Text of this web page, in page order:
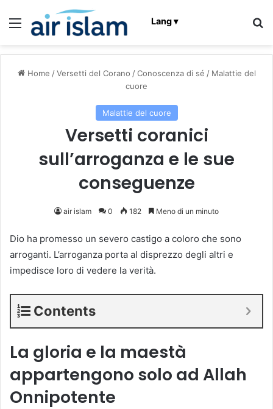
Menu Lang ▾
Home / Versetti del Corano / Conoscenza di sé / Malattie del
cuore
Malattie del cuore
Versetti coranici
sull’arroganza e le sue
conseguenze
air islam 0 182 Meno di un minuto
Dio ha promesso un severo castigo a coloro che sono
arroganti. L’arroganza porta al disprezzo degli altri e
impedisce loro di vedere la verità.
Contents
La gloria e la maestà
appartengono solo ad Allah
Onnipotente